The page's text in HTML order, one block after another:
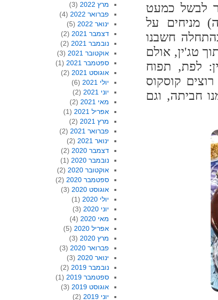
לבשל כמעט
מניחים על
חשבנו
טג'ין, אולם
לפת, תפוח
קוסקוס
חביתה, וגם
מרץ 2022
(3)
פברואר 2022
(4)
ינואר 2022
(5)
דצמבר 2021
(2)
נובמבר 2021
(2)
אוקטובר 2021
(3)
ספטמבר 2021
(1)
אוגוסט 2021
(2)
יולי 2021
(6)
יוני 2021
(2)
מאי 2021
(2)
אפריל 2021
(1)
מרץ 2021
(2)
פברואר 2021
(2)
ינואר 2021
(2)
דצמבר 2020
(2)
נובמבר 2020
(1)
אוקטובר 2020
(2)
ספטמבר 2020
(2)
אוגוסט 2020
(3)
יולי 2020
(1)
יוני 2020
(3)
מאי 2020
(4)
אפריל 2020
(5)
מרץ 2020
(3)
פברואר 2020
(3)
ינואר 2020
(3)
נובמבר 2019
(2)
ספטמבר 2019
(1)
אוגוסט 2019
(3)
יוני 2019
(2)